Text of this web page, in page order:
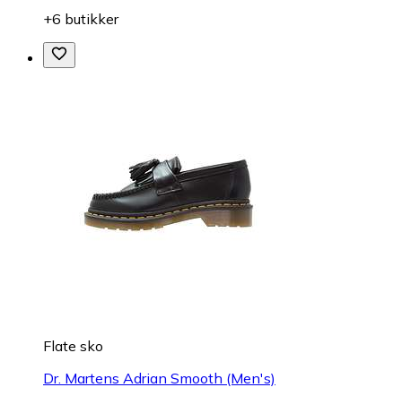
+6 butikker
Flate sko
Dr. Martens Adrian Smooth (Men's)